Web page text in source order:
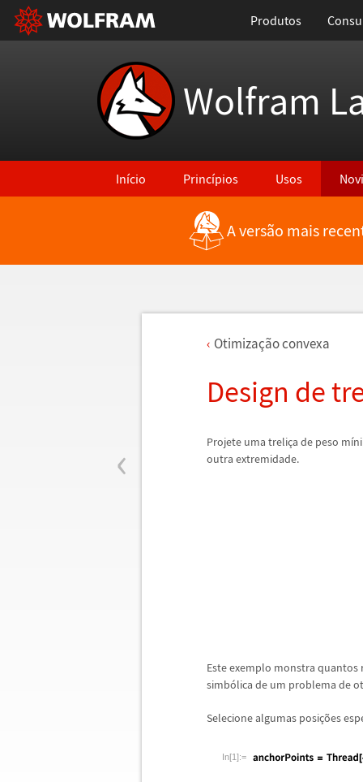
Produtos
Wolfram
Início Princípios Usos
A versão mais
‹
Otimização convexa
Design de
Projete uma treliça de peso mí
outra extremidade.
Este exemplo monstra
simbólica de um problema de
Selecione algumas posições
In[1]:=